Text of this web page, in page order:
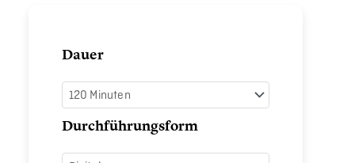
Dauer
Durchführungsform
Gesund
Menge